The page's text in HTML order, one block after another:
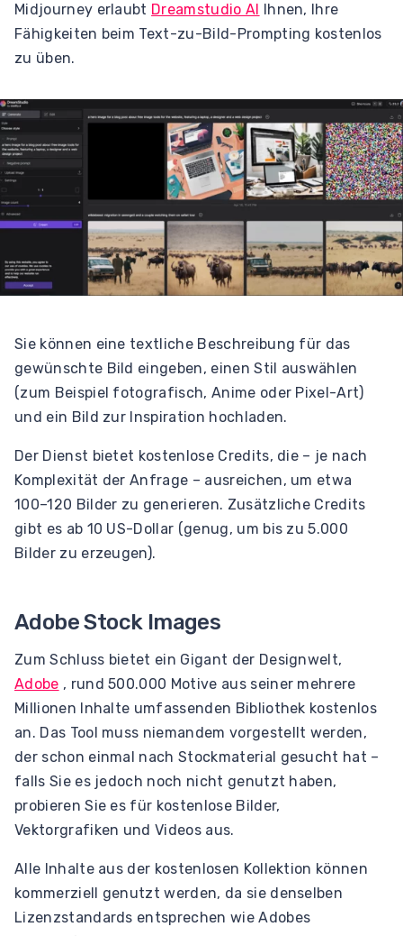
Midjourney erlaubt Dreamstudio AI Ihnen, Ihre
Fähigkeiten beim Text-zu-Bild-Prompting kostenlos
zu üben.
Sie können eine textliche Beschreibung für das
gewünschte Bild eingeben, einen Stil auswählen
(zum Beispiel fotografisch, Anime oder Pixel-Art)
und ein Bild zur Inspiration hochladen.
Der Dienst bietet kostenlose Credits, die – je nach
Komplexität der Anfrage – ausreichen, um etwa
100–120 Bilder zu generieren. Zusätzliche Credits
gibt es ab 10 US-Dollar (genug, um bis zu 5.000
Bilder zu erzeugen).
Adobe Stock Images
Zum Schluss bietet ein Gigant der Designwelt,
Adobe , rund 500.000 Motive aus seiner mehrere
Millionen Inhalte umfassenden Bibliothek kostenlos
an. Das Tool muss niemandem vorgestellt werden,
der schon einmal nach Stockmaterial gesucht hat –
falls Sie es jedoch noch nicht genutzt haben,
probieren Sie es für kostenlose Bilder,
Vektorgrafiken und Videos aus.
Alle Inhalte aus der kostenlosen Kollektion können
kommerziell genutzt werden, da sie denselben
Lizenzstandards entsprechen wie Adobes